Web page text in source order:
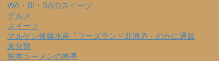
WA・BI・SAのスイーツ
グルメ
スイーツ
マルゲン後藤水産「フーズランド北海道」のかに通販
未分類
熊本ラーメンの黒亭